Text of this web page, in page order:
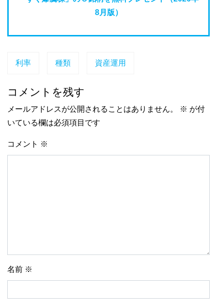
8月版）
利率 種類 資産運用
コメントを残す
メールアドレスが公開されることはありません。 ※ が付
いている欄は必須項目です
コメント ※
名前 ※